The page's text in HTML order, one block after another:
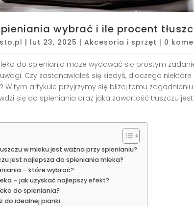
wybrać i ile procent
| lut 23, 2025 | Akcesoria i sprzęt | 0
do spieniania może wydawać się prostym
Czy zastanawiałeś się kiedyś, dlaczego
W tym artykule przyjrzymy się bliżej temu
się do spieniania oraz jaka zawartość tłuszczu
w mleku jest ważna przy spienianiu?
jest najlepsza do spieniania mleka?
– które wybrać?
– jak uzyskać najlepszy efekt?
do spieniania?
do idealnej pianki